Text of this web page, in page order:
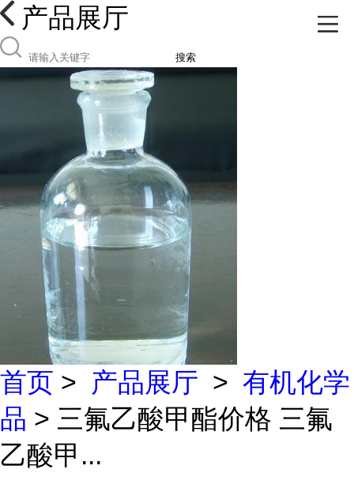
产品展厅
搜索
首页 > 产品展厅 > 有机化学
品 > 三氟乙酸甲酯价格 三氟
乙酸甲...